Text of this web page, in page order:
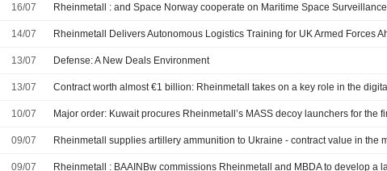
16/07 Rheinmetall : and Space Norway cooperate on Maritime Space Surveillance
14/07
13/07 Defense: A New Deals Environment
13/07
10/07
09/07
09/07